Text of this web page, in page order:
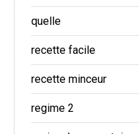
quelle
recette facile
recette minceur
regime 2